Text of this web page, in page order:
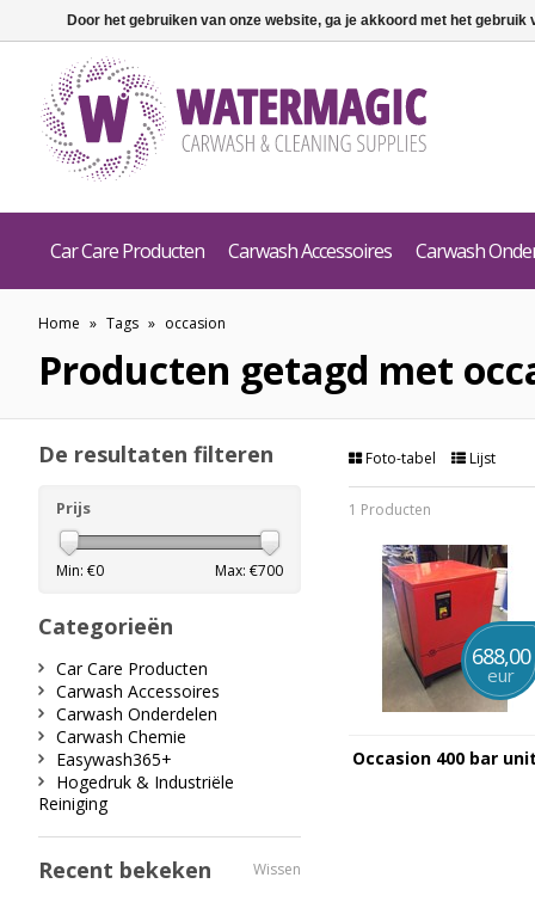
Car Care Producten Carwash Accessoires Carwash
Home » Tags » occasion
Producten getagd met
Foto-tabel Lijst
1 Producten
688,00
eur
Occasion 400 bar
De resultaten filteren
Prijs
Min: €0 Max: €700
Categorieën
Car Care Producten
Carwash Accessoires
Carwash Onderdelen
Carwash Chemie
Easywash365+
Hogedruk & Industriële
Reiniging
Recent bekeken Wissen
Door het gebruiken van onze website, ga je akkoord met het